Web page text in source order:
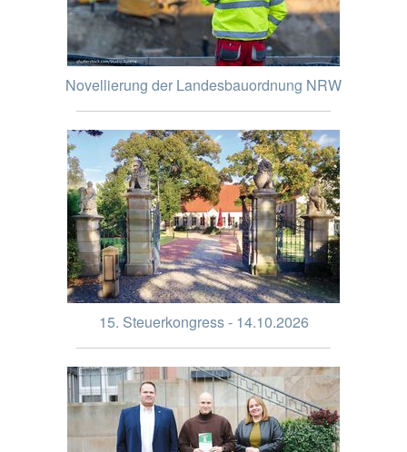
Novellierung der Landesbauordnung NRW
15. Steuerkongress - 14.10.2026